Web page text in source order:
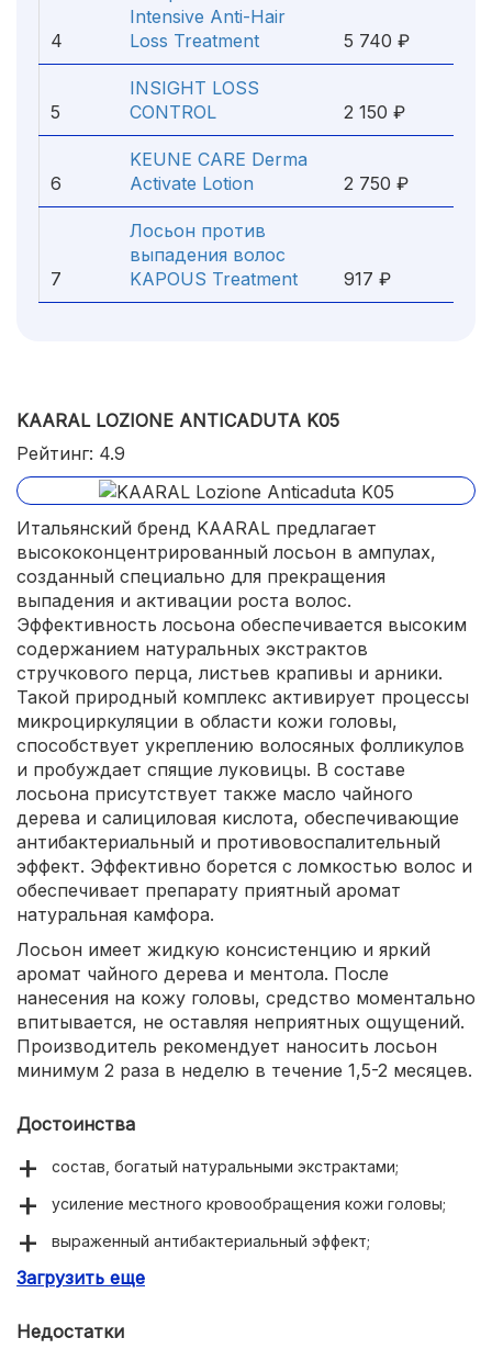
4
Intensive Anti-Hair
Loss Treatment
5 740 ₽
5
INSIGHT LOSS
CONTROL
2 150 ₽
6
KEUNE CARE Derma
Activate Lotion
2 750 ₽
7
Лосьон против
выпадения волос
KAPOUS Treatment
917 ₽
KAARAL LOZIONE ANTICADUTA K05
Рейтинг: 4.9
Итальянский бренд KAARAL предлагает
высококонцентрированный лосьон в ампулах,
созданный специально для прекращения
выпадения и активации роста волос.
Эффективность лосьона обеспечивается высоким
содержанием натуральных экстрактов
стручкового перца, листьев крапивы и арники.
Такой природный комплекс активирует процессы
микроциркуляции в области кожи головы,
способствует укреплению волосяных фолликулов
и пробуждает спящие луковицы. В составе
лосьона присутствует также масло чайного
дерева и салициловая кислота, обеспечивающие
антибактериальный и противовоспалительный
эффект. Эффективно борется с ломкостью волос и
обеспечивает препарату приятный аромат
натуральная камфора.
Лосьон имеет жидкую консистенцию и яркий
аромат чайного дерева и ментола. После
нанесения на кожу головы, средство моментально
впитывается, не оставляя неприятных ощущений.
Производитель рекомендует наносить лосьон
минимум 2 раза в неделю в течение 1,5-2 месяцев.
Достоинства
состав, богатый натуральными экстрактами;
усиление местного кровообращения кожи головы;
выраженный антибактериальный эффект;
замедление выпадения волос;
Загрузить еще
Недостатки